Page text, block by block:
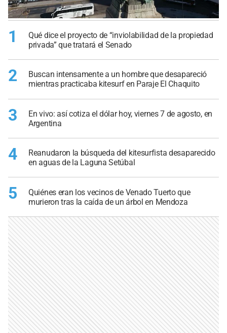
1
Qué dice el proyecto de “inviolabilidad de la propiedad
privada” que tratará el Senado
2
Buscan intensamente a un hombre que desapareció
mientras practicaba kitesurf en Paraje El Chaquito
3
En vivo: así cotiza el dólar hoy, viernes 7 de agosto, en
Argentina
4
Reanudaron la búsqueda del kitesurfista desaparecido
en aguas de la Laguna Setúbal
5
Quiénes eran los vecinos de Venado Tuerto que
murieron tras la caída de un árbol en Mendoza